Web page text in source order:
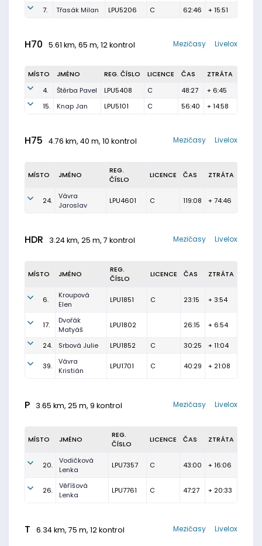
7. Třasák Milan LPU5206 C 62:46 + 15:51
H70 5.61 km, 65 m, 12 kontrol Livelox
Mezičasy
MÍSTO JMÉNO REG. ČÍSLO LICENCE ČAS
ZTRÁTA
4.
Štěrba Pavel LPU5408 C 48:27
+ 6:45
15.
Knap Jan LPU5101 C 56:40 + 14:58
H75 4.76 km, 40 m, 10 kontrol Livelox
Mezičasy
MÍSTO JMÉNO
REG.
ČÍSLO
LICENCE ČAS ZTRÁTA
24.
Vávra
Jaroslav
LPU4601 C 119:08 + 74:46
HDR 3.24 km, 25 m, 7 kontrol Livelox
Mezičasy
MÍSTO JMÉNO
REG.
ČÍSLO
LICENCE ČAS ZTRÁTA
6.
Kroupová
Elen
LPU1851 C 23:15 + 3:54
17.
Dvořák
Matyáš
LPU1802 26:15 + 6:54
24. Srbová Julie LPU1852 C 30:25 + 11:04
39.
Vávra
Kristián
LPU1701 C 40:29 + 21:08
P 3.65 km, 25 m, 9 kontrol Livelox
Mezičasy
MÍSTO JMÉNO
REG.
ČÍSLO
LICENCE ČAS ZTRÁTA
20.
Vodičková
Lenka
LPU7357 C 43:00 + 16:06
26.
Věříšová
Lenka
LPU7761 C 47:27 + 20:33
T 6.34 km, 75 m, 12 kontrol Livelox
Mezičasy